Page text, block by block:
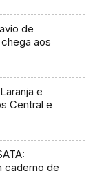
de
aos
e
Central e
caderno de